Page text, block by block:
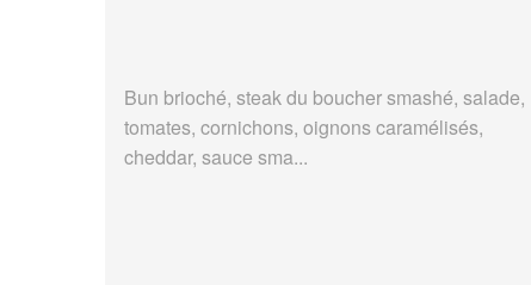
Bun brioché, steak du boucher smashé, salade,
tomates, cornichons, oignons caramélisés,
cheddar, sauce sma...